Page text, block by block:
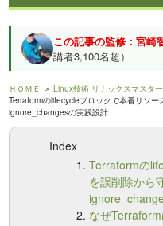
この記事の監修：宮崎
講者3,100名超）
ＨＯＭＥ ＞Linux技術 リナックスマスタ
Terraformのlifecycleブロックで本番リソ
ignore_changesの実践設計
Index
Terraformの
を誤削除から
なぜ